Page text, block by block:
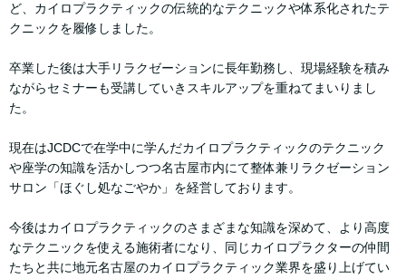
ど、カイロプラクティックの伝統的なテクニックや体系化されたテ
クニックを履修しました。
卒業した後は大手リラクゼーションに長年勤務し、現場経験を積み
ながらセミナーも受講していきスキルアップを重ねてまいりまし
た。
現在はJCDCで在学中に学んだカイロプラクティックのテクニック
や座学の知識を活かしつつ名古屋市内にて整体兼リラクゼーション
サロン「ほぐし処なごやか」を経営しております。
今後はカイロプラクティックのさまざまな知識を深めて、より高度
なテクニックを使える施術者になり、同じカイロプラクターの仲間
たちと共に地元名古屋のカイロプラクティック業界を盛り上げてい